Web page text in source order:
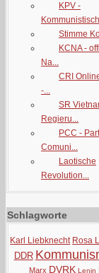
KPV -
Stimme
KCNA -
Na...
CRI
-...
SR
Regieru...
PCC -
Comuni...
Laotische
Revolution...
Schlagworte
Karl Liebknecht Rosa
DDR
Marx DVRK Lenin